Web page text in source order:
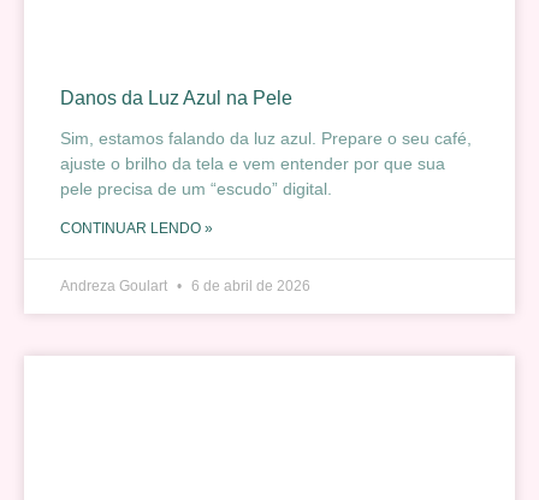
Danos da Luz Azul na Pele
Sim, estamos falando da luz azul. Prepare o seu café,
ajuste o brilho da tela e vem entender por que sua
pele precisa de um “escudo” digital.
CONTINUAR LENDO »
Andreza Goulart 6 de abril de 2026